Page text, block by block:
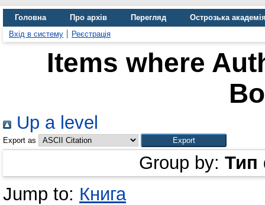
Головна Про архів Перегляд
Острозька
Вхід в систему
Реєстрація
Items where
Up a level
Export as
Group by: Тип
Jump to: Книга